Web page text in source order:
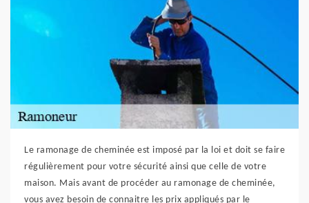
Le ramonage de cheminée est imposé par la loi et doit se faire
régulièrement pour votre sécurité ainsi que celle de votre
maison. Mais avant de procéder au ramonage de cheminée,
vous avez besoin de connaitre les prix appliqués par le